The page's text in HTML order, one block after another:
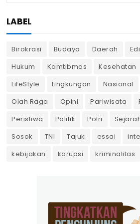
LABEL
Birokrasi Budaya Daerah
Hukum
Kamtibmas Kesehatan
LifeStyle
Lingkungan Nasional
Olah Raga
Opini Pariwisata
Peristiwa
Politik Polri
Sosok
TNI Tajuk essai
kebijakan
korupsi kriminalitas